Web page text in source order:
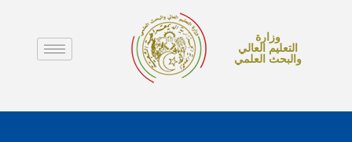
وزارة
التعليم العالي
والبحث العلمي